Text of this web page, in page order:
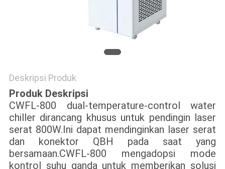
Deskripsi Produk
Produk Deskripsi
CWFL-800 dual-temperature-control water
chiller dirancang khusus untuk pendingin laser
serat 800W.Ini dapat mendinginkan laser serat
dan konektor QBH pada saat yang
bersamaan.CWFL-800 mengadopsi mode
kontrol suhu ganda untuk memberikan solusi